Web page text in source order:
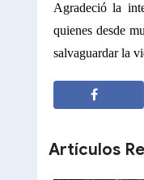
Agradeció la
quienes desde
salvaguardar la
Artículos